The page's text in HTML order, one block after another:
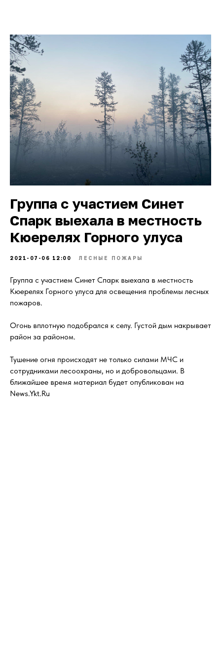
Группа с участием Синет
Спарк выехала в местность
Кюерелях Горного улуса
2021-07-06 12:00 ЛЕСНЫЕ ПОЖАРЫ
Группа с участием Синет Спарк выехала в местность
Кюерелях Горного улуса для освещения проблемы лесных
пожаров.
Огонь вплотную подобрался к селу. Густой дым накрывает
район за районом.
Тушение огня происходят не только силами МЧС и
сотрудниками лесоохраны, но и добровольцами. В
ближайшее время материал будет опубликован на
News.Ykt.Ru